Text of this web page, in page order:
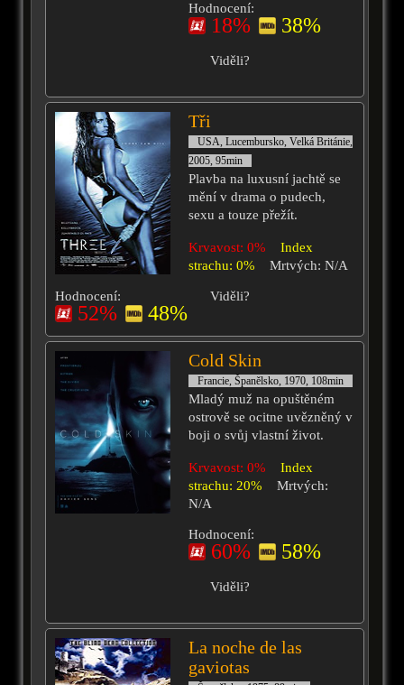
Hodnocení:
18% 38%
Viděli?
Tři
USA, Lucembursko, Velká Británie,
2005, 95min
Plavba na luxusní jachtě se
mění v drama o pudech,
sexu a touze přežít.
Krvavost: 0%
Index
strachu: 0%
Mrtvých: N/A
Hodnocení:
52% 48%
Viděli?
Cold Skin
Francie, Španělsko, 1970, 108min
Mladý muž na opuštěném
ostrově se ocitne uvězněný v
boji o svůj vlastní život.
Krvavost: 0%
Index
strachu: 20%
Mrtvých:
N/A
Hodnocení:
60% 58%
Viděli?
La noche de las
gaviotas